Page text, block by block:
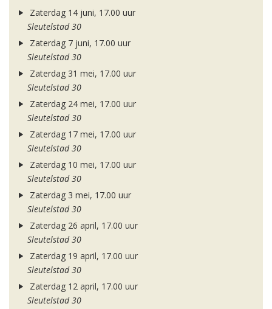
Zaterdag 14 juni, 17.00 uur
Sleutelstad 30
Zaterdag 7 juni, 17.00 uur
Sleutelstad 30
Zaterdag 31 mei, 17.00 uur
Sleutelstad 30
Zaterdag 24 mei, 17.00 uur
Sleutelstad 30
Zaterdag 17 mei, 17.00 uur
Sleutelstad 30
Zaterdag 10 mei, 17.00 uur
Sleutelstad 30
Zaterdag 3 mei, 17.00 uur
Sleutelstad 30
Zaterdag 26 april, 17.00 uur
Sleutelstad 30
Zaterdag 19 april, 17.00 uur
Sleutelstad 30
Zaterdag 12 april, 17.00 uur
Sleutelstad 30